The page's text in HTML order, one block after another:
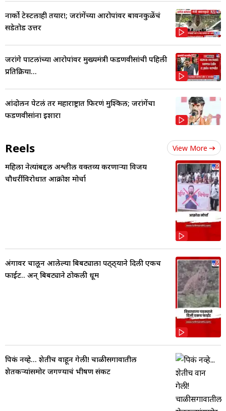
नार्को टेस्टलाही तयार!; जरांगेंच्या आरोपांवर बावनकुळेंचं
सडेतोड उत्तर
जरांगे पाटलांच्या आरोपांवर मुख्यमंत्री फडणवीसांची पहिली
प्रतिक्रिया...
आंदोलन पेटलं तर महाराष्ट्रात फिरणं मुश्किल; जरांगेंचा
फडणवीसांना इशारा
Reels View More
महिला नेत्यांबद्दल अश्लील वक्तव्य करणाऱ्या विजय
चौधरींविरोधात आक्रोश मोर्चा
अंगावर चालून आलेल्या बिबट्याला पठ्ठ्याने दिली एकच
फाईट.. अन् बिबट्याने ठोकली धूम
पिकं नव्हे... शेतीच वाहून गेली! चाळीसगावातील
शेतकऱ्यांसमोर जगण्याचं भीषण संकट